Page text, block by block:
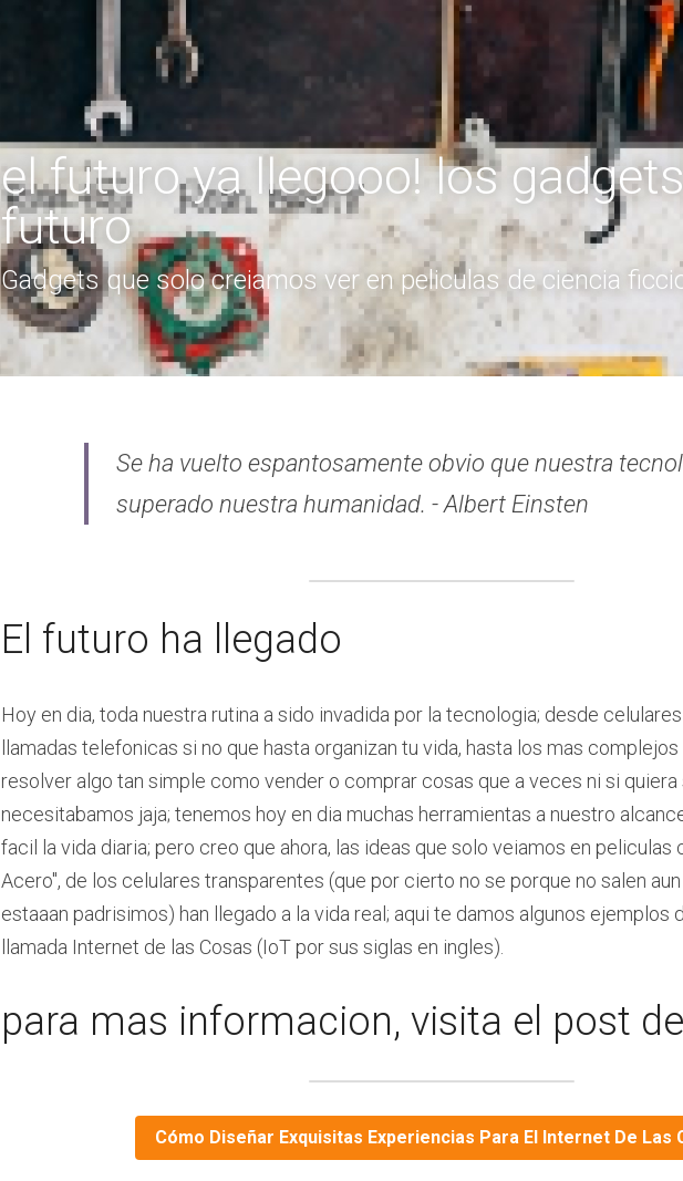
el futuro ya llegooo! los
futuro
Gadgets que solo creiamos ver en peliculas de ciencia
Se ha vuelto espantosamente obvio que nuestra
superado nuestra humanidad. - Albert Einsten
El futuro ha llegado
Hoy en dia, toda nuestra rutina a sido invadida por la tecnologia; desde
llamadas telefonicas si no que hasta organizan tu vida, hasta los mas
resolver algo tan simple como vender o comprar cosas que a veces ni si quiera
necesitabamos jaja; tenemos hoy en dia muchas herramientas a nuestro
facil la vida diaria; pero creo que ahora, las ideas que solo veiamos en peliculas
Acero", de los celulares transparentes (que por cierto no se porque no salen
estaaan padrisimos) han llegado a la vida real; aqui te damos algunos ejemplos
llamada Internet de las Cosas (IoT por sus siglas en ingles).
para mas informacion, visita el post
Cómo Diseñar Exquisitas Experiencias Para El Internet De Las